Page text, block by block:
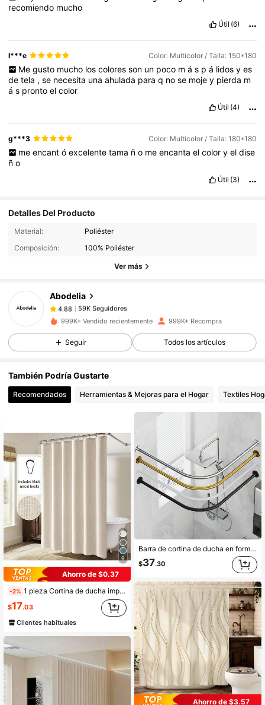
recomiendo mucho
Útil (6)
I***e Color: Multicolor / Talla: 150*180
Me gusto mucho los colores son un poco m á s p á lidos y es
detela ,se necesita unaahulada paraq nose mojey pierda m
ás prontoelcolor
Útil (4)
g***3 Color: Multicolor / Talla: 180*180
me encant ó excelente tama ñ o me encanta el color y el dise
ño
Útil (3)
Detalles Del Producto
Material:
Poliéster
Composición:
100% Poliéster
Ver más
Abodelia
59K Seguidores
4.88 59K Seguidores
59K Seguidores
4.88 59K Seguidores
59K Seguidores
4.88
999K+ Vendido recientemente 999K+ Recompra
Seguir Todos los artículos
También Podría Gustarte
Recomendados Herramientas & Mejoras para el Hogar Textiles
9
Ahorro de $0.37
-2% 1 pieza Cortina de ducha impermeable gruesa, cortina de ducha de lino sintético beige con ganchos de metal - Tela resistente y de secado rápido para privacidad y decoración del baño, accesorios de baño, decoración de vuelta al colegio
$17.03
Clientes habituales
Barra de cortina de ducha en forma de L (28in/38in/48in X 28in/38in/48in), instalación sin perforación, adecuada para baño, tienda de ropa, espacio privado, decoración de baño del hogar, decoración de otoño, accesorios de baño, de vuelta a la escuela
$37.30
Ahorro de $3.57